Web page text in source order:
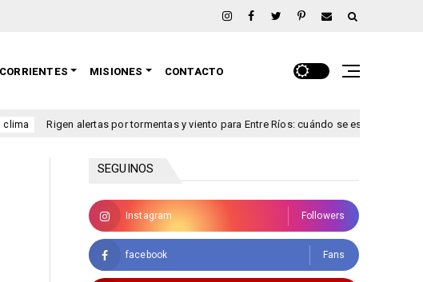
CORRIENTES MISIONES CONTACTO
por tormentas y viento para Entre Ríos: cuándo se esperan los fenómenos más
SEGUINOS
Instagram Followers
facebook Fans